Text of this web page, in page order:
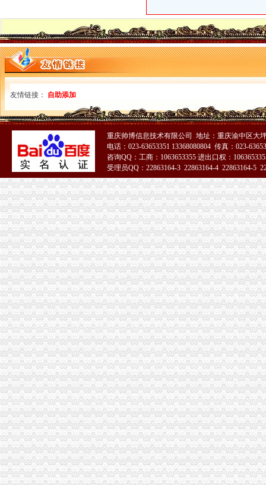
友情链接： 自助添加
重庆帅博信息技术有限公司 地址：重庆渝中区大
电话：023-63653351 13368080804 传真：023-
咨询QQ：工商：1063653355 进出口权：
受理员QQ：22863164-3 22863164-4 22863164-5
51La